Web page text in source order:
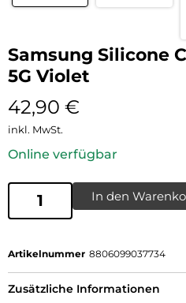
Samsung Silicone
5G Violet
42,90 €
inkl. MwSt.
Online verfügbar
In den
Artikelnummer 8806099037734
Zusätzliche Informationen